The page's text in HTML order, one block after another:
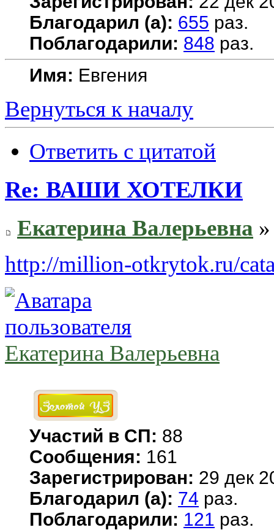
Благодарил (а): 655 раз.
Поблагодарили: 848 раз.
Имя: Евгения
Вернуться к началу
Ответить с цитатой
Re: ВАШИ ХОТЕЛКИ
Екатерина Валерьевна
http://million-otkrytok.ru/
Екатерина Валерьевна
Участий в СП: 88
Сообщения: 161
Зарегистрирован: 29 дек
Благодарил (а): 74 раз.
Поблагодарили: 121 раз.